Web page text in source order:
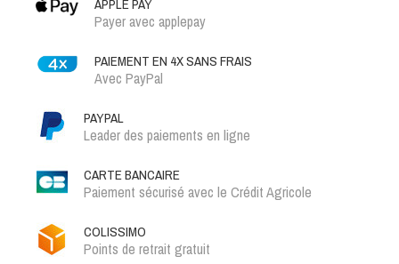
APPLE PAY
Payer avec applepay
PAIEMENT EN 4X SANS FRAIS
Avec PayPal
PAYPAL
Leader des paiements en ligne
CARTE BANCAIRE
Paiement sécurisé avec le Crédit Agricole
COLISSIMO
Points de retrait gratuit